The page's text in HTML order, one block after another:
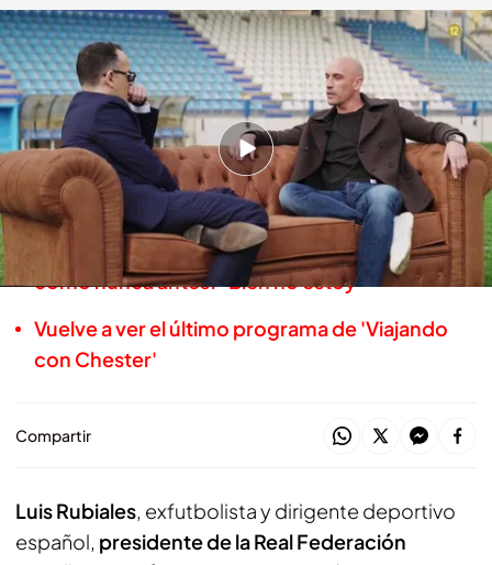
Luis Rubiales junto a Risto Mejide
Viajando con Chester
03 MAR 2023 - 13:47h.
Nuevo programa de 'Viajando con Chester', el
martes a las 22.50 horas en Cuatro
Risto Mejide se sincera con Jorge Drexler
como nunca antes: "Bien no estoy"
Vuelve a ver el último programa de 'Viajando
con Chester'
Compartir
Luis Rubiales, exfutbolista y dirigente deportivo
español, presidente de la Real Federación